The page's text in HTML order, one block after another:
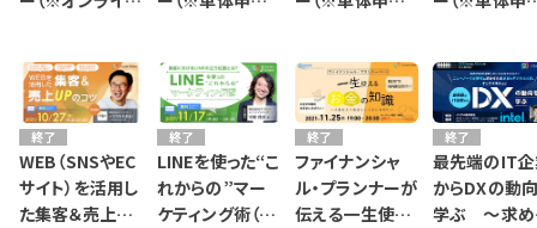
終了
WEB（SNSやEC
サイト）を活用し
た集客＆売上UP
終了
LINEを使った“こ
れからの”マー
ケティング術（※
終了
ファイナンシャ
ル・プランナーが
伝える一生使え
終了
最先端のIT
からDXの動
学ぶ 〜求め